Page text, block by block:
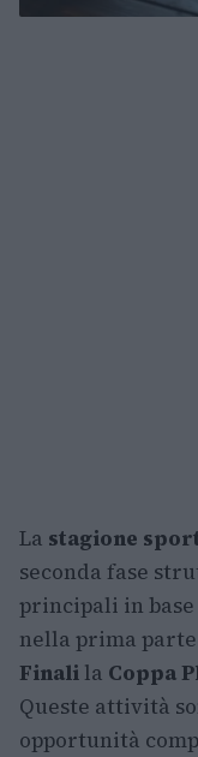
La stagione
seconda fase
principali in
nella prima
Finali la Coppa
Queste attività
opportunità